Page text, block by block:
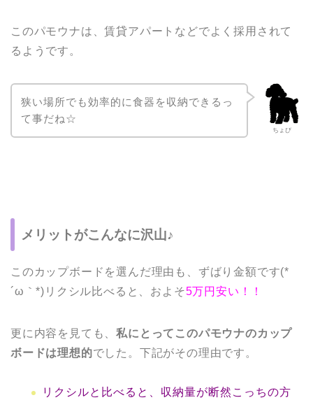
このパモウナは、賃貸アパートなどでよく採用されて
るようです。
ちょび
狭い場所でも効率的に食器を収納できるっ
て事だね☆
メリットがこんなに沢山♪
このカップボードを選んだ理由も、ずばり金額です(*
´ω｀*)リクシル比べると、およそ5万円安い！！
更に内容を見ても、私にとってこのパモウナのカップ
ボードは理想的でした。下記がその理由です。
リクシルと比べると、収納量が断然こっちの方